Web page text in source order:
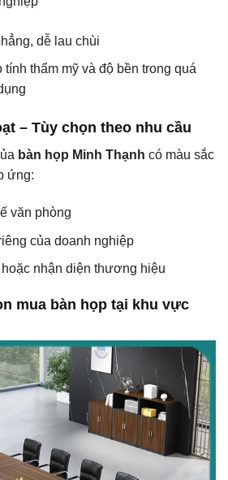
dễ lau chùi
tính thẩm mỹ và độ bền trong quá
– Tùy chọn theo nhu cầu
bàn họp Minh Thạnh có màu sắc
ứng:
văn phòng
của doanh nghiệp
nhận diện thương hiệu
mua bàn họp tại khu vực